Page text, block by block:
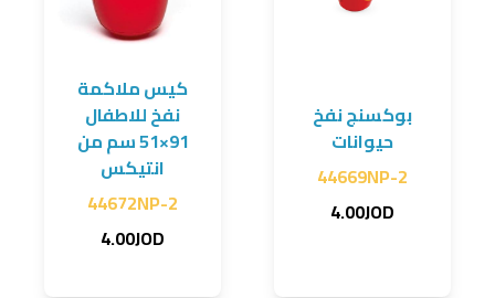
كيس ملاكمة
نفخ للاطفال
91×51 سم من
انتيكس
44672NP-2
4.00JOD
بوكسنج نفخ
حيوانات
44669NP-2
4.00JOD